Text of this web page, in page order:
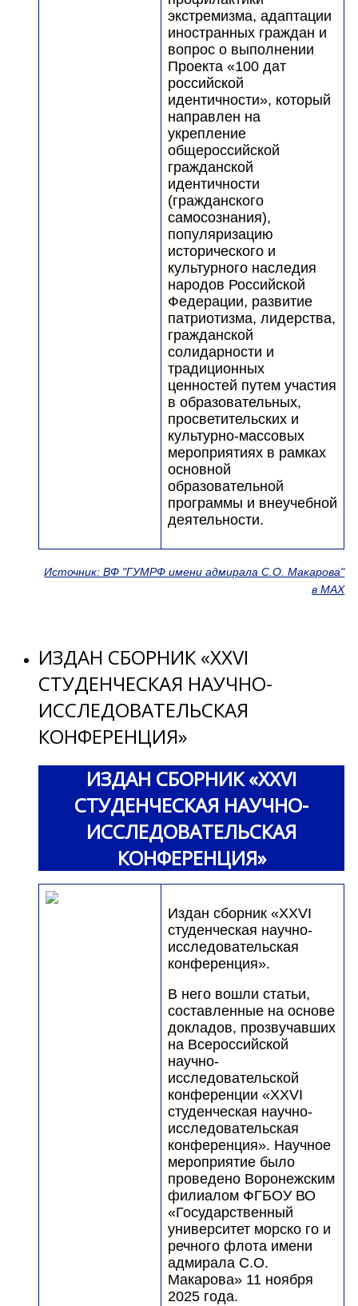
экстремизма, адаптации
иностранных граждан и
вопрос о выполнении
Проекта «100 дат
российской
идентичности», который
направлен на
укрепление
общероссийской
гражданской
идентичности
(гражданского
самосознания),
популяризацию
исторического и
культурного наследия
народов Российской
Федерации, развитие
патриотизма, лидерства,
гражданской
солидарности и
традиционных
ценностей путем участия
в образовательных,
просветительских и
культурно-массовых
мероприятиях в рамках
основной
образовательной
программы и внеучебной
деятельности.
Источник: ВФ "ГУМРФ имени адмирала С.О. Макарова"
в МАХ
ИЗДАН СБОРНИК «XXVI
СТУДЕНЧЕСКАЯ НАУЧНО-
ИССЛЕДОВАТЕЛЬСКАЯ
КОНФЕРЕНЦИЯ»
ИЗДАН СБОРНИК «XXVI
СТУДЕНЧЕСКАЯ НАУЧНО-
ИССЛЕДОВАТЕЛЬСКАЯ
КОНФЕРЕНЦИЯ»
Издан сборник «XXVI
студенческая научно-
исследовательская
конференция».
В него вошли статьи,
составленные на основе
докладов, прозвучавших
на Всероссийской
научно-
исследовательской
конференции «XXVI
студенческая научно-
исследовательская
конференция». Научное
мероприятие было
проведено Воронежским
филиалом ФГБОУ ВО
«Государственный
университет морско го и
речного флота имени
адмирала С.О.
Макарова» 11 ноября
2025 года.